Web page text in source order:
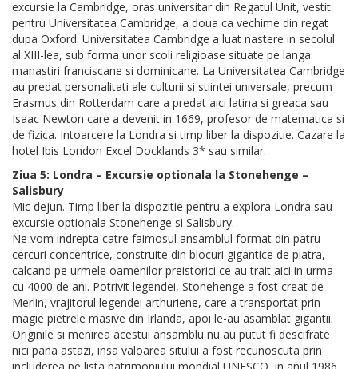
excursie la Cambridge, oras universitar din Regatul Unit, vestit
pentru Universitatea Cambridge, a doua ca vechime din regat
dupa Oxford. Universitatea Cambridge a luat nastere in secolul
al XIII-lea, sub forma unor scoli religioase situate pe langa
manastiri franciscane si dominicane. La Universitatea Cambridge
au predat personalitati ale culturii si stiintei universale, precum
Erasmus din Rotterdam care a predat aici latina si greaca sau
Isaac Newton care a devenit in 1669, profesor de matematica si
de fizica. Intoarcere la Londra si timp liber la dispozitie. Cazare la
hotel Ibis London Excel Docklands 3* sau similar.
Ziua 5: Londra – Excursie optionala la Stonehenge –
Salisbury
Mic dejun. Timp liber la dispozitie pentru a explora Londra sau
excursie optionala Stonehenge si Salisbury.
Ne vom indrepta catre faimosul ansamblul format din patru
cercuri concentrice, construite din blocuri gigantice de piatra,
calcand pe urmele oamenilor preistorici ce au trait aici in urma
cu 4000 de ani. Potrivit legendei, Stonehenge a fost creat de
Merlin, vrajitorul legendei arthuriene, care a transportat prin
magie pietrele masive din Irlanda, apoi le-au asamblat gigantii.
Originile si menirea acestui ansamblu nu au putut fi descifrate
nici pana astazi, insa valoarea sitului a fost recunoscuta prin